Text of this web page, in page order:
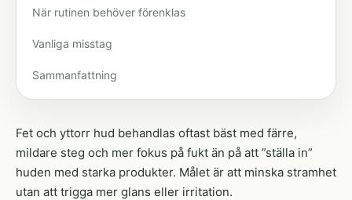
När rutinen behöver förenklas
Vanliga misstag
Sammanfattning
Fet och yttorr hud behandlas oftast bäst med färre,
mildare steg och mer fokus på fukt än på att ”ställa in”
huden med starka produkter. Målet är att minska stramhet
utan att trigga mer glans eller irritation.